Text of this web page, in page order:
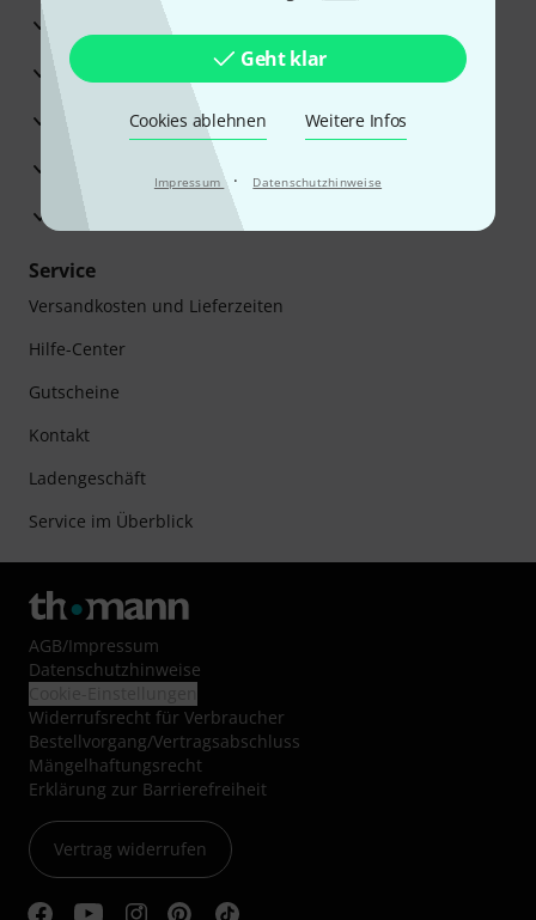
Geht klar
Cookies ablehnen Weitere Infos
Impressum · Datenschutzhinweise
30 Tage Money-Back-Garantie
Reparaturservice
Beratung durch Fachexperten
Zufriedenheitsgarantie
Europas größtes Versandlager
Service
Versandkosten und Lieferzeiten
Hilfe-Center
Gutscheine
Kontakt
Ladengeschäft
Service im Überblick
AGB/Impressum
Datenschutzhinweise
Widerrufsrecht für Verbraucher
Bestellvorgang/Vertragsabschluss
Mängelhaftungsrecht
Erklärung zur Barrierefreiheit
Vertrag widerrufen